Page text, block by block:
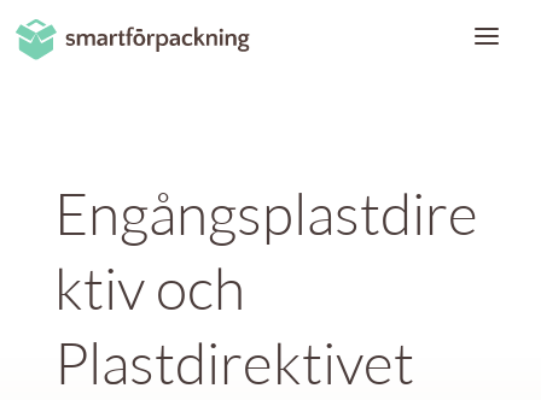
Engångsplastdire
ktiv och
Plastdirektivet